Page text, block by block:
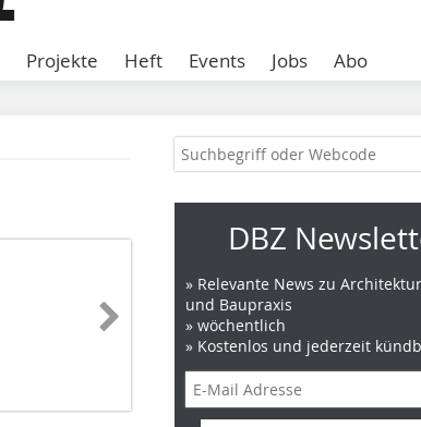
Projekte Heft Events Jobs Abo
DBZ
» Relevante News zu
und Baupraxis
» wöchentlich
» Kostenlos und jederzeit